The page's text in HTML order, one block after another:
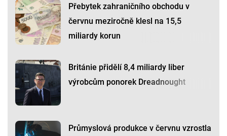
Přebytek zahraničního obchodu v
červnu meziročně klesl na 15,5
miliardy korun
Británie přidělí 8,4 miliardy liber
výrobcům ponorek Dreadnought
Průmyslová produkce v červnu vzrostla